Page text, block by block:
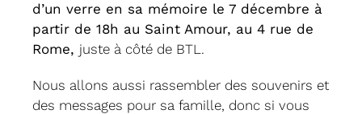
d’un verre en sa mémoire le 7 décembre à
partir de 18h au Saint Amour, au 4 rue de
Rome, juste à côté de BTL.
Nous allons aussi rassembler des souvenirs et
des messages pour sa famille, donc si vous